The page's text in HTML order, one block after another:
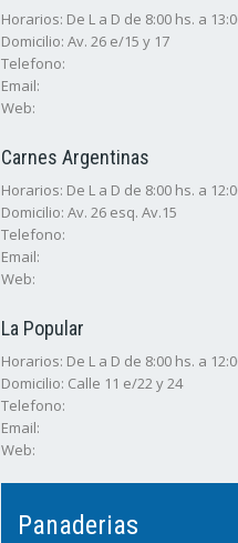
Horarios: De L a D de 8:00 hs. a
Domicilio: Av. 26 e/15 y 17
Telefono:
Email:
Web:
Carnes Argentinas
Horarios: De L a D de 8:00 hs. a
Domicilio: Av. 26 esq. Av.15
Telefono:
Email:
Web:
La Popular
Horarios: De L a D de 8:00 hs. a
Domicilio: Calle 11 e/22 y 24
Telefono:
Email:
Web:
Panaderias